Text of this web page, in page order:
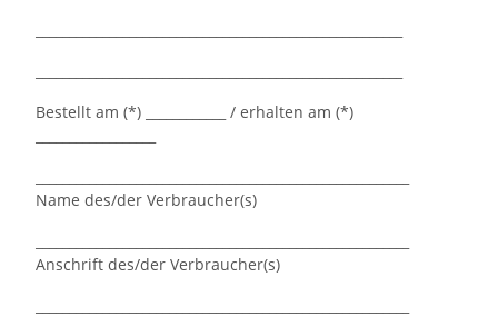
Bestellt am (*) ____________ / erhalten am (*)
Name des/der Verbraucher(s)
Anschrift des/der Verbraucher(s)